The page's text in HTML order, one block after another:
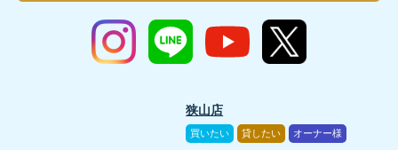
狭山店
買いたい 貸したい オーナー様